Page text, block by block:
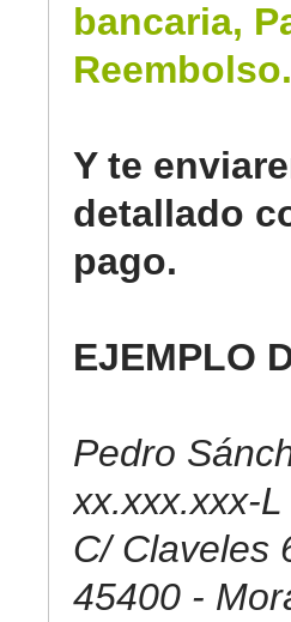
bancaria,
Y te
detallado
pago.
EJEMPLO
Pedro
xx.xxx.xxx-L
C/ Claveles
45400 -